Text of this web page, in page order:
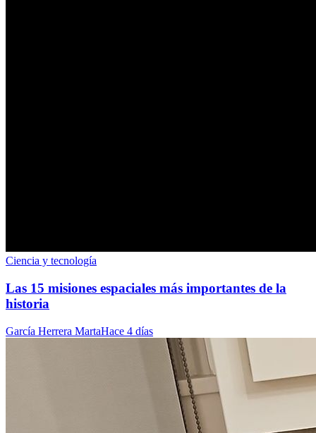
Ciencia y tecnología
Las 15 misiones espaciales más importantes de la
historia
García Herrera MartaHace 4 días